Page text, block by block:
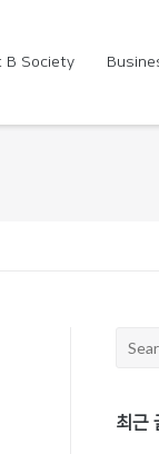
B Society
Search
최근